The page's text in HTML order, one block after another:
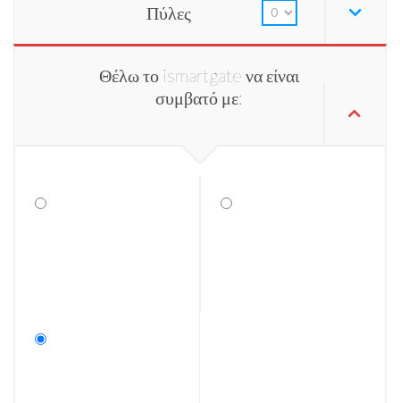
Πύλες
Θέλω το ismartgate να είναι
συμβατό με: